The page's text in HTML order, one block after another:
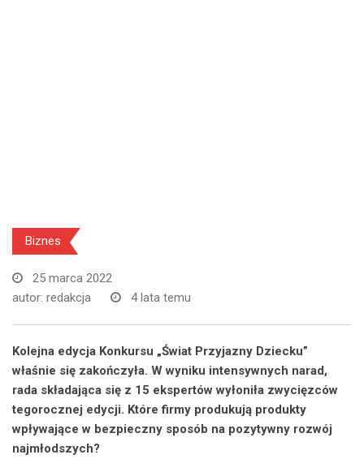
Biznes
25 marca 2022
autor: redakcja 4 lata temu
Kolejna edycja Konkursu „Świat Przyjazny Dziecku”
właśnie się zakończyła. W wyniku intensywnych narad,
rada składająca się z 15 ekspertów wyłoniła zwycięzców
tegorocznej edycji. Które firmy produkują produkty
wpływające w bezpieczny sposób na pozytywny rozwój
najmłodszych?